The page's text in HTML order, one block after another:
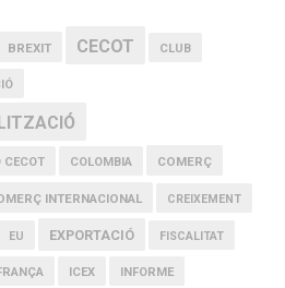
BREXIT CECOT CLUB
CECOT COLOMBIA COMERÇ
INTERNACIONAL CREIXEMENT
EU EXPORTACIÓ FISCALITAT
ICEX INFORME